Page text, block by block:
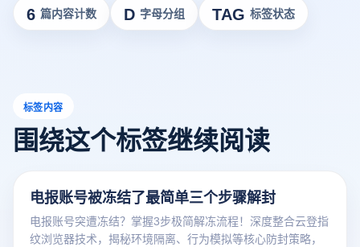
6 篇内容计数 D 字母分组 TAG 标签状态
标签内容
围绕这个标签继续阅读
电报账号被冻结了最简单三个步骤解封
电报账号突遭冻结？掌握3步极简解冻流程！深度整合云登指
纹浏览器技术，揭秘环境隔离、行为模拟等核心防封策略，